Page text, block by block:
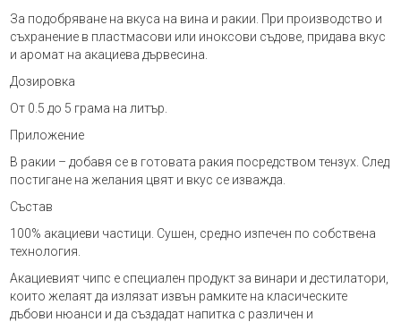
За подобряване на вкуса на вина и ракии. При производство и
съхранение в пластмасови или иноксови съдове, придава вкус
и аромат на акациева дървесина.
Дозировка
От 0.5 до 5 грама на литър.
Приложение
В ракии – добавя се в готовата ракия посредством тензух. След
постигане на желания цвят и вкус се изважда.
Състав
100% акациеви частици. Сушен, средно изпечен по собствена
технология.
Акациевият чипс е специален продукт за винари и дестилатори,
които желаят да излязат извън рамките на класическите
дъбови нюанси и да създадат напитка с различен и